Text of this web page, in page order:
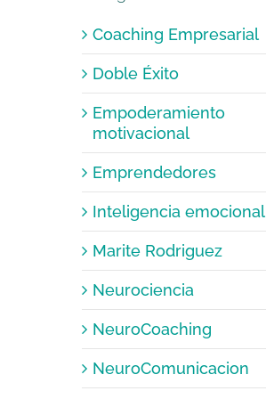
Coaching Empresarial
Doble Éxito
Empoderamiento
motivacional
Emprendedores
Inteligencia emocional
Marite Rodriguez
Neurociencia
NeuroCoaching
NeuroComunicacion